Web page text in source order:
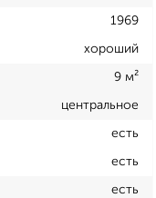
1969
хороший
9 м²
центральное
есть
есть
есть